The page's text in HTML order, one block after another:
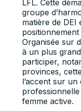
LFL. Cette
groupe
matière de
Organisée sur
à un plus
participer,
provinces,
l’accent sur un
femme active.